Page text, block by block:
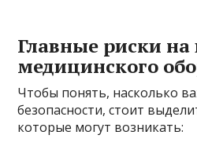
Главные риски на
медицинского
Чтобы понять, насколько
безопасности, стоит
которые могут возникать: